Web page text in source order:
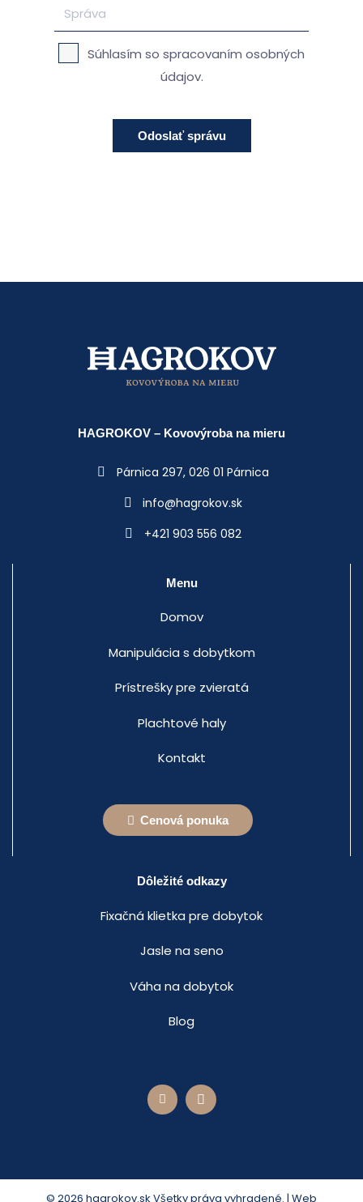
Súhlasím so spracovaním osobných
údajov.
HAGROKOV – Kovovýroba na mieru
Párnica 297, 026 01 Párnica
info@hagrokov.sk
+421 903 556 082
Menu
Domov
Manipulácia s dobytkom
Prístrešky pre zvieratá
Plachtové haly
Kontakt
Cenová ponuka
Dôležité odkazy
Fixačná klietka pre dobytok
Jasle na seno
Váha na dobytok
Blog
© 2026 hagrokov.sk Všetky práva vyhradené. | Web